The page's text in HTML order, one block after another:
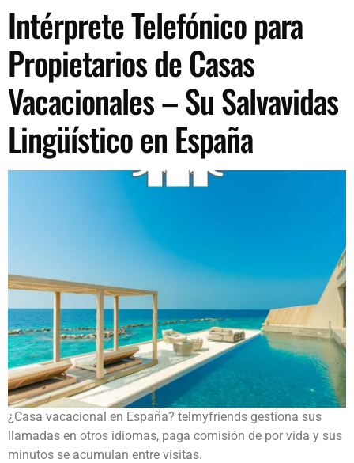
Intérprete Telefónico para
Propietarios de Casas
Vacacionales – Su Salvavidas
Lingüístico en España
¿Casa vacacional en España? telmyfriends gestiona sus
llamadas en otros idiomas, paga comisión de por vida y sus
minutos se acumulan entre visitas.